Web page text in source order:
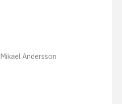
Mikael Andersson